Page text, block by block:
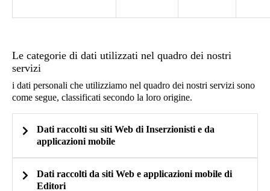
Le categorie di dati utilizzati nel quadro dei nostri
servizi
i dati personali che utilizziamo nel quadro dei nostri servizi sono
come segue, classificati secondo la loro origine.
Dati raccolti su siti Web di Inserzionisti e da
applicazioni mobile
Dati raccolti da siti Web e applicazioni mobile di
Editori